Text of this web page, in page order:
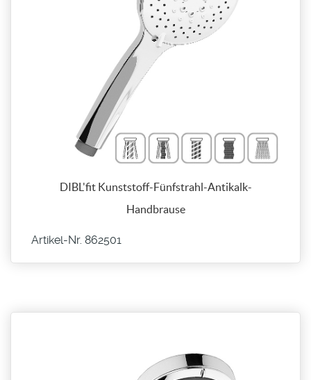
DIBL'fit Kunststoff-Fünfstrahl-Antikalk-
Handbrause
Artikel-Nr. 862501